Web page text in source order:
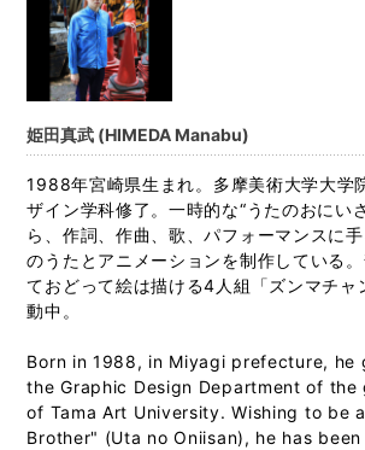
姫田真武 (HIMEDA Manabu)
1988年宮崎県生まれ。多摩美術大学大学
ザイン学科修了。一時的な“うたのおにい
ら、作詞、作曲、歌、パフォーマンスに
のうたとアニメーションを制作している
ておどって絵は描ける4人組「ズンマチャ
動中。
Born in 1988, in Miyagi prefecture, he
the Graphic Design Department of the
of Tama Art University. Wishing to be
Brother" (Uta no Oniisan), he has